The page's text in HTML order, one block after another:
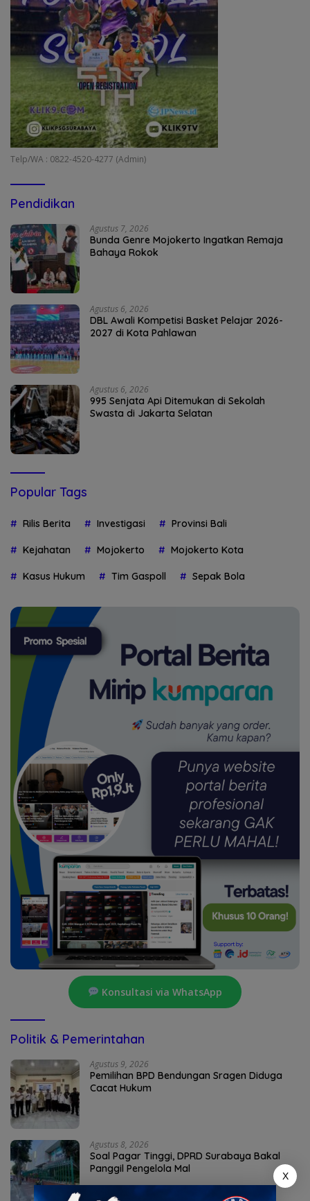
Telp/WA : 0822-4520-4277 (Admin)
Pendidikan
Agustus 7, 2026
Bunda Genre Mojokerto Ingatkan Remaja
Bahaya Rokok
Agustus 6, 2026
DBL Awali Kompetisi Basket Pelajar 2026-
2027 di Kota Pahlawan
Agustus 6, 2026
995 Senjata Api Ditemukan di Sekolah
Swasta di Jakarta Selatan
Popular Tags
Rilis Berita Investigasi Provinsi Bali
Kejahatan Mojokerto Mojokerto Kota
Kasus Hukum Tim Gaspoll Sepak Bola
Konsultasi via WhatsApp
Politik & Pemerintahan
Agustus 9, 2026
Pemilihan BPD Bendungan Sragen Diduga
Cacat Hukum
Agustus 8, 2026
Soal Pagar Tinggi, DPRD Surabaya Bakal
Panggil Pengelola Mal
X